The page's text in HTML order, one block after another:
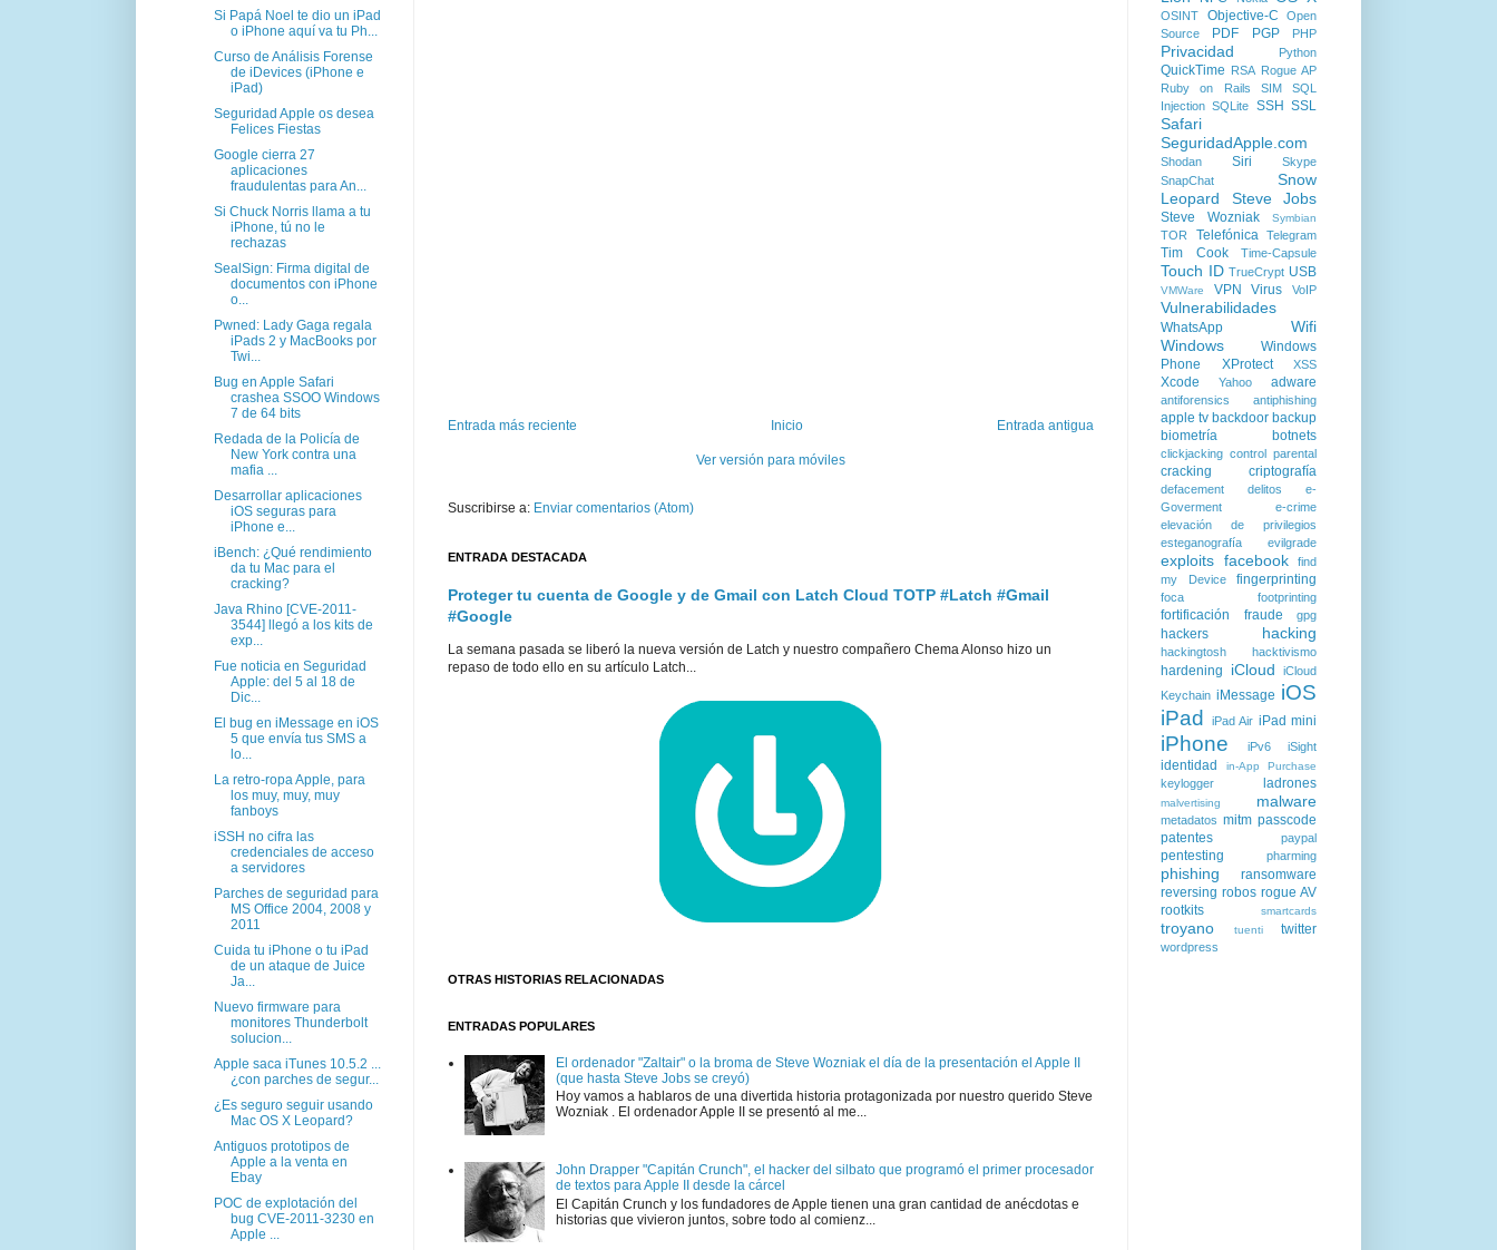
Entrada más reciente Entrada antigua
Inicio
Ver versión para móviles
Suscribirse a: Enviar comentarios (Atom)
ENTRADA DESTACADA
Proteger tu cuenta de Google y de Gmail con Latch Cloud TOTP #Latch #Gmail
#Google
La semana pasada se liberó la nueva versión de Latch y nuestro compañero Chema Alonso hizo un
repaso de todo ello en su artículo Latch...
OTRAS HISTORIAS RELACIONADAS
ENTRADAS POPULARES
El ordenador "Zaltair" o la broma de Steve Wozniak el día de la presentación el Apple II
(que hasta Steve Jobs se creyó)
Hoy vamos a hablaros de una divertida historia protagonizada por nuestro querido Steve
Wozniak . El ordenador Apple II se presentó al me...
John Drapper "Capitán Crunch", el hacker del silbato que programó el primer procesador
de textos para Apple II desde la cárcel
El Capitán Crunch y los fundadores de Apple tienen una gran cantidad de anécdotas e
historias que vivieron juntos, sobre todo al comienz...
Si Papá Noel te dio un iPad
o iPhone aquí va tu Ph...
Curso de Análisis Forense
de iDevices (iPhone e
iPad)
Seguridad Apple os desea
Felices Fiestas
Google cierra 27
aplicaciones
fraudulentas para An...
Si Chuck Norris llama a tu
iPhone, tú no le
rechazas
SealSign: Firma digital de
documentos con iPhone
o...
Pwned: Lady Gaga regala
iPads 2 y MacBooks por
Twi...
Bug en Apple Safari
crashea SSOO Windows
7 de 64 bits
Redada de la Policía de
New York contra una
mafia ...
Desarrollar aplicaciones
iOS seguras para
iPhone e...
iBench: ¿Qué rendimiento
da tu Mac para el
cracking?
Java Rhino [CVE-2011-
3544] llegó a los kits de
exp...
Fue noticia en Seguridad
Apple: del 5 al 18 de
Dic...
El bug en iMessage en iOS
5 que envía tus SMS a
lo...
La retro-ropa Apple, para
los muy, muy, muy
fanboys
iSSH no cifra las
credenciales de acceso
a servidores
Parches de seguridad para
MS Office 2004, 2008 y
2011
Cuida tu iPhone o tu iPad
de un ataque de Juice
Ja...
Nuevo firmware para
monitores Thunderbolt
solucion...
Apple saca iTunes 10.5.2 ...
¿con parches de segur...
¿Es seguro seguir usando
Mac OS X Leopard?
Antiguos prototipos de
Apple a la venta en
Ebay
POC de explotación del
bug CVE-2011-3230 en
Apple ...
OSINT Objective-C
Open
Source
PDF PGP PHP
Privacidad Python
QuickTime RSA Rogue AP
Ruby on Rails
SIM
SQL
Injection SQLite SSH SSL
Safari
SeguridadApple.com
Shodan Siri
Skype
SnapChat
Snow
Leopard
Steve Jobs
Steve Wozniak Symbian
TOR Telefónica Telegram
Tim Cook Time-Capsule
Touch ID TrueCrypt USB
VMWare VPN Virus VoIP
Vulnerabilidades
WhatsApp
Wifi
Windows
Windows
Phone
XProtect XSS
Xcode Yahoo adware
antiforensics antiphishing
apple tv backdoor backup
biometría
botnets
clickjacking control parental
cracking criptografía
defacement delitos
e-
Goverment
e-crime
elevación de privilegios
esteganografía
evilgrade
exploits facebook
find
my Device
fingerprinting
foca footprinting
fortificación fraude gpg
hackers hacking
hackingtosh hacktivismo
hardening iCloud
iCloud
Keychain iMessage iOS
iPad
iPad Air iPad mini
iPhone iPv6 iSight
identidad in-App Purchase
keylogger ladrones
malvertising malware
metadatos mitm passcode
patentes
paypal
pentesting pharming
phishing
ransomware
reversing robos rogue AV
rootkits
smartcards
troyano tuenti twitter
wordpress